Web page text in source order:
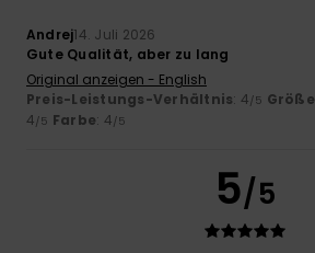
Andrej14. Juli 2026
Gute Qualität, aber zu lang
Original anzeigen - English
Preis-Leistungs-Verhältnis: 4/5 Größe
4/5 Farbe: 4/5
5/5